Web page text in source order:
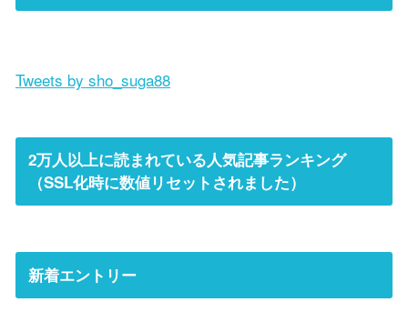
Tweets by sho_suga88
2万人以上に読まれている人気記事ランキング
（SSL化時に数値リセットされました）
新着エントリー